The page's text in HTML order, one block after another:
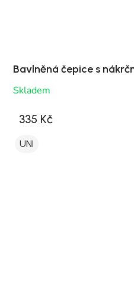
Bavlněná čepice s
Skladem
335 Kč
UNI